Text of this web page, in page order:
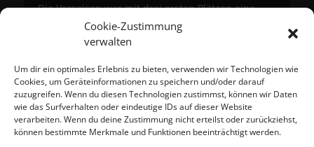
Cookie-Zustimmung
verwalten
Um dir ein optimales Erlebnis zu bieten, verwenden wir Technologien wie
Cookies, um Geräteinformationen zu speichern und/oder darauf
zuzugreifen. Wenn du diesen Technologien zustimmst, können wir Daten
wie das Surfverhalten oder eindeutige IDs auf dieser Website
verarbeiten. Wenn du deine Zustimmung nicht erteilst oder zurückziehst,
können bestimmte Merkmale und Funktionen beeinträchtigt werden.
Die Vorsaison war mit drei ersten Plätzen eine
besonders erfolgreiche, gleichzeitig mussten erste
und zweite Mannschaft lange um den
Mannschaft stieg sogar ab. Im Gegensatz dazu
konnte unsere erste Mannschaft dieses Jahr die
Bezirksklasse erstmalig mit einer positiven Bilanz
von 20:16 abschließen. Besondere Highlights
dabei waren der Sieg in der Hinrunde gegen